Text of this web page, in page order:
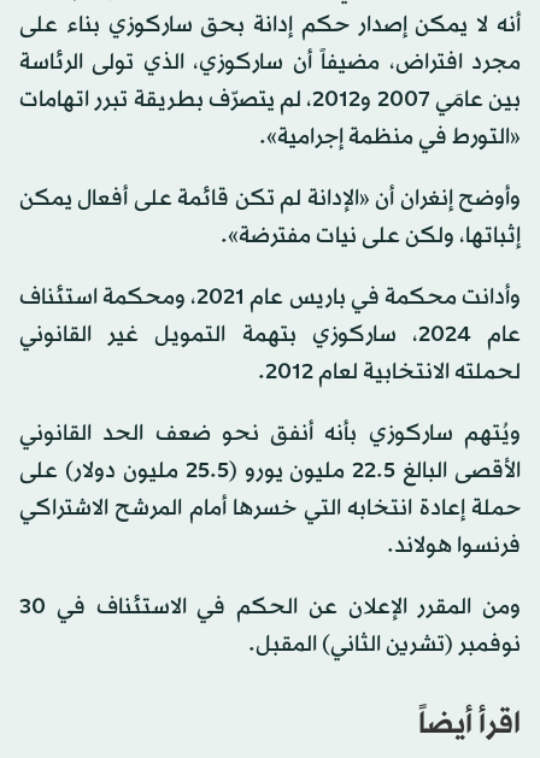
أنه لا يمكن إصدار حكم إدانة بحق ساركوزي بناء على
مجرد افتراض، مضيفاً أن ساركوزي، الذي تولى الرئاسة
بين عامَي 2007 و2012، لم يتصرّف بطريقة تبرر اتهامات
«التورط في منظمة إجرامية».
وأوضح إنغران أن «الإدانة لم تكن قائمة على أفعال يمكن
إثباتها، ولكن على نيات مفترضة».
وأدانت محكمة في باريس عام 2021، ومحكمة استئناف
عام 2024، ساركوزي بتهمة التمويل غير القانوني
لحملته الانتخابية لعام 2012.
ويُتهم ساركوزي بأنه أنفق نحو ضعف الحد القانوني
الأقصى البالغ 22.5 مليون يورو (25.5 مليون دولار) على
حملة إعادة انتخابه التي خسرها أمام المرشح الاشتراكي
فرنسوا هولاند.
ومن المقرر الإعلان عن الحكم في الاستئناف في 30
نوفمبر (تشرين الثاني) المقبل.
اقرأ أيضاً